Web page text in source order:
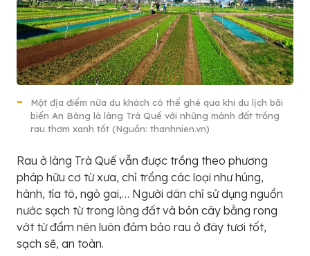
Một địa điểm nữa du khách có thể ghé qua khi du lịch bãi
biển An Bàng là làng Trà Quế với những mảnh đất trồng
rau thơm xanh tốt (Nguồn: thanhnien.vn)
Rau ở làng Trà Quế vẫn được trồng theo phương
pháp hữu cơ từ xưa, chỉ trồng các loại như húng,
hành, tía tô, ngò gai,… Người dân chỉ sử dụng nguồn
nước sạch từ trong lòng đất và bón cây bằng rong
vớt từ đầm nên luôn đảm bảo rau ở đây tươi tốt,
sạch sẽ, an toàn.